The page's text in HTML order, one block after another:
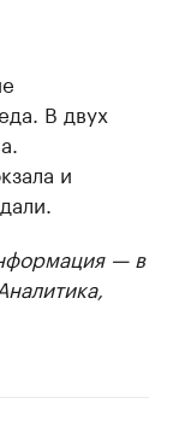
В двух
и
— в